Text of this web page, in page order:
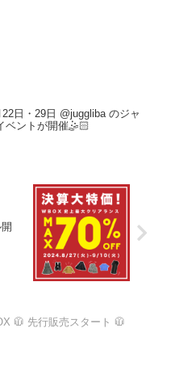
22日・29日 @juggliba のジャ
ベントが開催🤹🏻
🧥 先行販売スタート 🧥